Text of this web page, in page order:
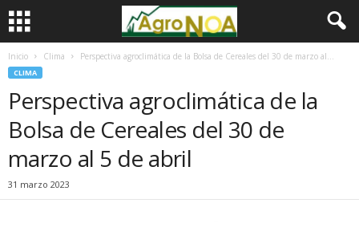
Inicio Clima Perspectiva agroclimática de la Bolsa de Cereales del 30 de marzo al...
CLIMA
Perspectiva agroclimática de la
Bolsa de Cereales del 30 de
marzo al 5 de abril
31 marzo 2023